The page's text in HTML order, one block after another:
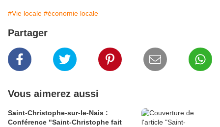
#Vie locale #économie locale
Partager
Vous aimerez aussi
Saint-Christophe-sur-le-Nais :
Conférence "Saint-Christophe fait